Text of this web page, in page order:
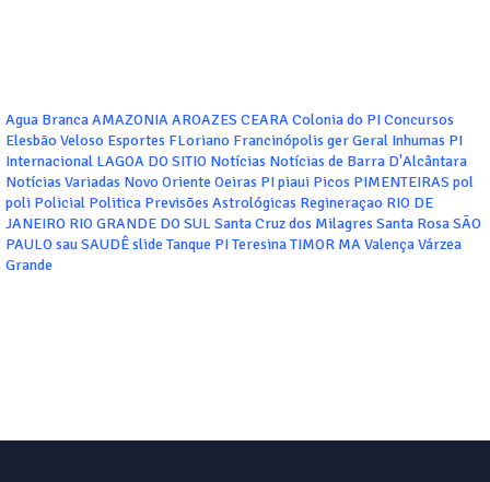
Agua BrancaAMAZONIAAROAZES CEARAColonia do PIConcursos
Elesbão Veloso Esportes FLoriano Francinópolis gerGeral Inhumas PI
Internacional LAGOA DO SITIO Notícias Notícias de Barra D'Alcântara
Notícias Variadas Novo Oriente Oeiras PIpiaui Picos PIMENTEIRAS pol
poli Policial Politica Previsões Astrológicas Regineraçao RIO DE
JANEIRO RIO GRANDE DO SUL Santa Cruz dos Milagres Santa RosaSÃO
PAULOsauSAUDÊslide Tanque PITeresinaTIMOR MAValençaVárzea
Grande